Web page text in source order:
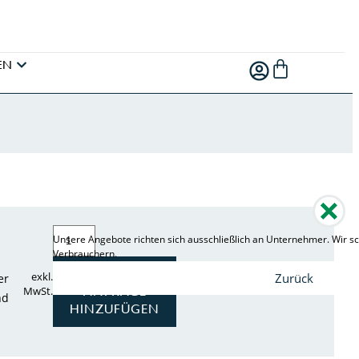
exkl.
MwSt.
ANFRAGE
HINZUFÜGEN
Unsere Angebote richten sich ausschließlich an Unternehmer. Wir
Verbrauchern.
Zurück